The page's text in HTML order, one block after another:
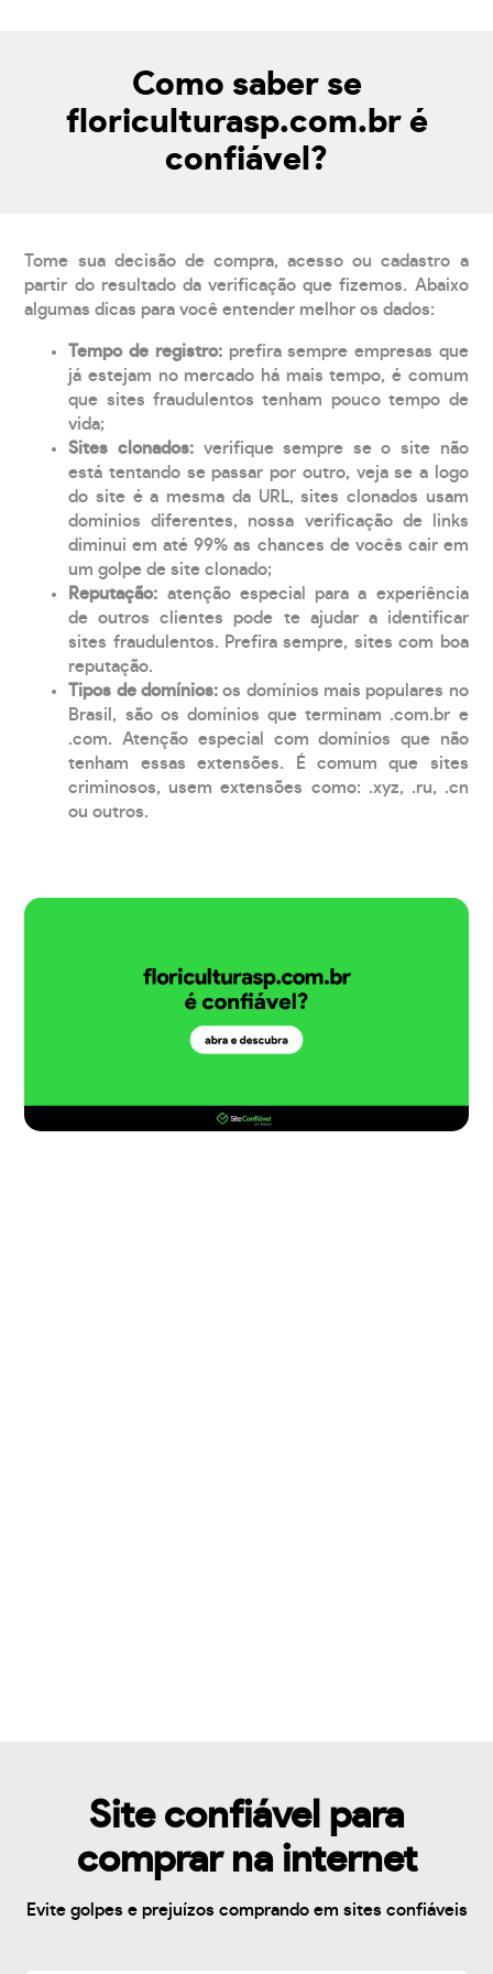
Como saber se
floriculturasp.com.br é
confiável?
Tome sua decisão de compra, acesso ou cadastro a
partir do resultado da verificação que fizemos. Abaixo
algumas dicas para você entender melhor os dados:
Tempo de registro: prefira sempre empresas que
já estejam no mercado há mais tempo, é comum
que sites fraudulentos tenham pouco tempo de
vida;
Sites clonados: verifique sempre se o site não
está tentando se passar por outro, veja se a logo
do site é a mesma da URL, sites clonados usam
domínios diferentes, nossa verificação de links
diminui em até 99% as chances de vocês cair em
um golpe de site clonado;
Reputação: atenção especial para a experiência
de outros clientes pode te ajudar a identificar
sites fraudulentos. Prefira sempre, sites com boa
reputação.
Tipos de domínios:os domínios mais populares no
Brasil, são os domínios que terminam .com.br e
.com. Atenção especial com domínios que não
tenham essas extensões. É comum que sites
criminosos, usem extensões como: .xyz, .ru, .cn
ou outros.
Site confiável para
comprar na internet
Evite golpes e prejuízos comprando em sites confiáveis